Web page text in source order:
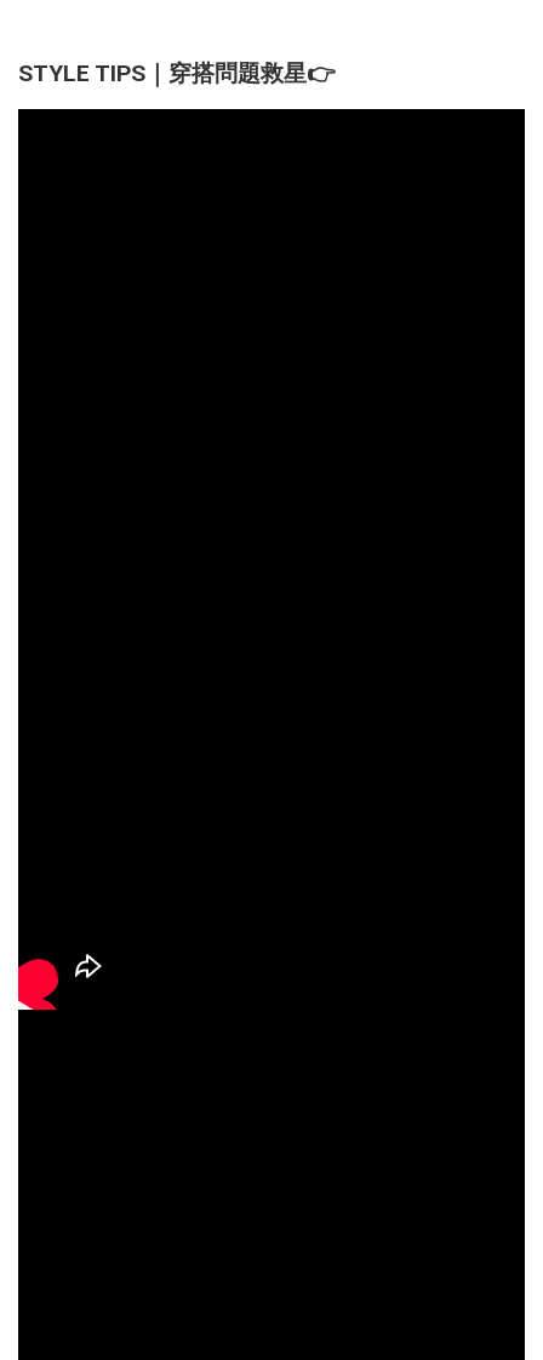
STYLE TIPS｜穿搭問題救星👉